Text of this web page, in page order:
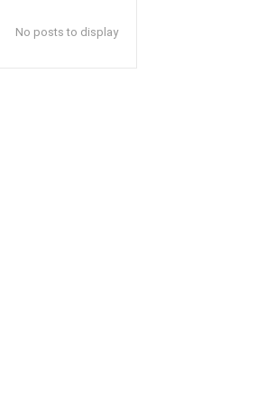
No posts to display